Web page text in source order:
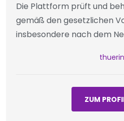
Die Plattform prüft und
gemäß den gesetzlichen
insbesondere nach dem
ZUM